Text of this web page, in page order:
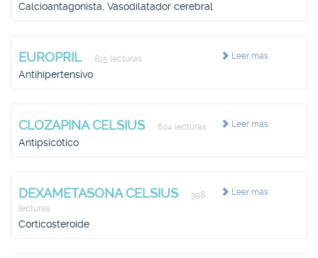
Calcioantagonista, Vasodilatador cerebral
Leer más
EUROPRIL 815 lecturas
Antihipertensivo
Leer más
CLOZAPINA CELSIUS 604 lecturas
Antipsicótico
Leer más
DEXAMETASONA CELSIUS
398
lecturas
Corticosteroide